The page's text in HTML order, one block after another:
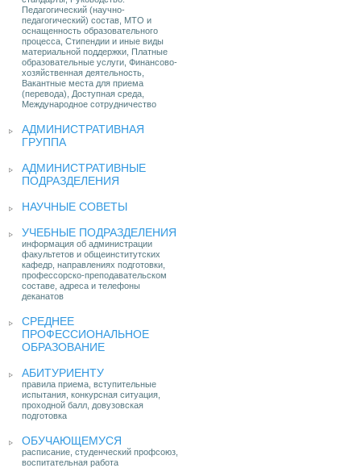
Педагогический (научно-
педагогический) состав, МТО и
оснащенность образовательного
процесса, Стипендии и иные виды
материальной поддержки, Платные
образовательные услуги, Финансово-
хозяйственная деятельность,
Вакантные места для приема
(перевода), Доступная среда,
Международное сотрудничество
АДМИНИСТРАТИВНАЯ
ГРУППА
АДМИНИСТРАТИВНЫЕ
ПОДРАЗДЕЛЕНИЯ
НАУЧНЫЕ СОВЕТЫ
УЧЕБНЫЕ ПОДРАЗДЕЛЕНИЯ
информация об администрации
факультетов и общеинститутских
кафедр, направлениях подготовки,
профессорско-преподавательском
составе, адреса и телефоны
деканатов
СРЕДНЕЕ
ПРОФЕССИОНАЛЬНОЕ
ОБРАЗОВАНИЕ
АБИТУРИЕНТУ
правила приема, вступительные
испытания, конкурсная ситуация,
проходной балл, довузовская
подготовка
ОБУЧАЮЩЕМУСЯ
расписание, студенческий профсоюз,
воспитательная работа